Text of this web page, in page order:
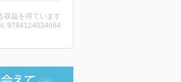
収益を得ています
9784124034684